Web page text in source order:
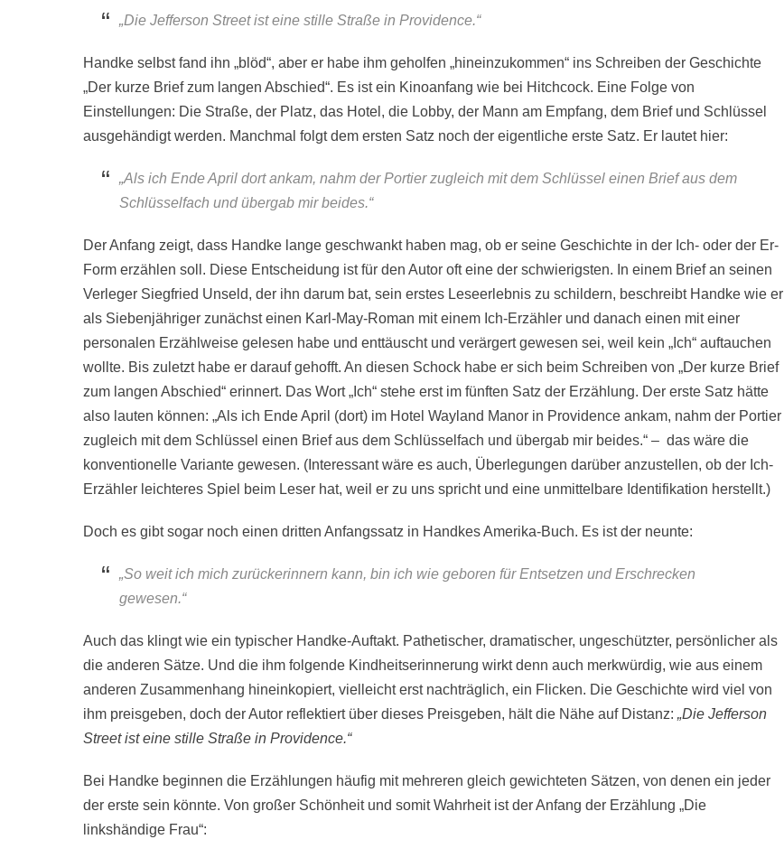
„Die Jefferson Street ist eine stille Straße in Providence.“
Handke selbst fand ihn „blöd“, aber er habe ihm geholfen „hineinzukommen“ ins Schreiben der Geschichte
„Der kurze Brief zum langen Abschied“. Es ist ein Kinoanfang wie bei Hitchcock. Eine Folge von
Einstellungen: Die Straße, der Platz, das Hotel, die Lobby, der Mann am Empfang, dem Brief und Schlüssel
ausgehändigt werden. Manchmal folgt dem ersten Satz noch der eigentliche erste Satz. Er lautet hier:
„Als ich Ende April dort ankam, nahm der Portier zugleich mit dem Schlüssel einen Brief aus dem
Schlüsselfach und übergab mir beides.“
Der Anfang zeigt, dass Handke lange geschwankt haben mag, ob er seine Geschichte in der Ich- oder der Er-
Form erzählen soll. Diese Entscheidung ist für den Autor oft eine der schwierigsten. In einem Brief an seinen
Verleger Siegfried Unseld, der ihn darum bat, sein erstes Leseerlebnis zu schildern, beschreibt Handke wie er
als Siebenjähriger zunächst einen Karl-May-Roman mit einem Ich-Erzähler und danach einen mit einer
personalen Erzählweise gelesen habe und enttäuscht und verärgert gewesen sei, weil kein „Ich“ auftauchen
wollte. Bis zuletzt habe er darauf gehofft. An diesen Schock habe er sich beim Schreiben von „Der kurze Brief
zum langen Abschied“ erinnert. Das Wort „Ich“ stehe erst im fünften Satz der Erzählung. Der erste Satz hätte
also lauten können: „Als ich Ende April (dort) im Hotel Wayland Manor in Providence ankam, nahm der Portier
zugleich mit dem Schlüssel einen Brief aus dem Schlüsselfach und übergab mir beides.“ – das wäre die
konventionelle Variante gewesen. (Interessant wäre es auch, Überlegungen darüber anzustellen, ob der Ich-
Erzähler leichteres Spiel beim Leser hat, weil er zu uns spricht und eine unmittelbare Identifikation herstellt.)
Doch es gibt sogar noch einen dritten Anfangssatz in Handkes Amerika-Buch. Es ist der neunte:
„So weit ich mich zurückerinnern kann, bin ich wie geboren für Entsetzen und Erschrecken
gewesen.“
Auch das klingt wie ein typischer Handke-Auftakt. Pathetischer, dramatischer, ungeschützter, persönlicher als
die anderen Sätze. Und die ihm folgende Kindheitserinnerung wirkt denn auch merkwürdig, wie aus einem
anderen Zusammenhang hineinkopiert, vielleicht erst nachträglich, ein Flicken. Die Geschichte wird viel von
ihm preisgeben, doch der Autor reflektiert über dieses Preisgeben, hält die Nähe auf Distanz: „Die Jefferson
Street ist eine stille Straße in Providence.“
Bei Handke beginnen die Erzählungen häufig mit mehreren gleich gewichteten Sätzen, von denen ein jeder
der erste sein könnte. Von großer Schönheit und somit Wahrheit ist der Anfang der Erzählung „Die
linkshändige Frau“: